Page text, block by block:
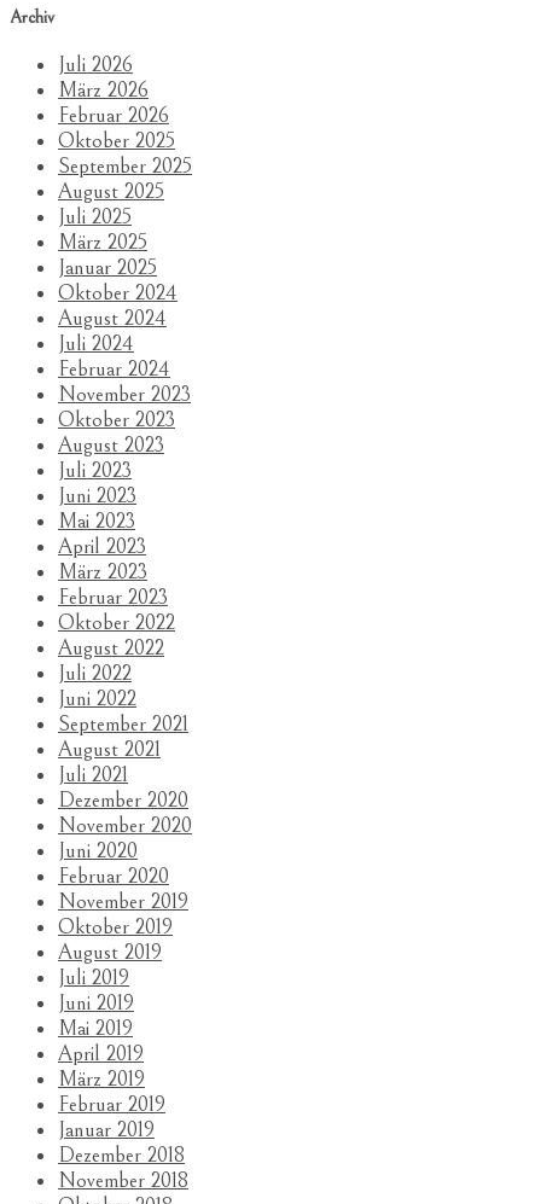
Archiv
Juli 2026
März 2026
Februar 2026
Oktober 2025
September 2025
August 2025
Juli 2025
März 2025
Januar 2025
Oktober 2024
August 2024
Juli 2024
Februar 2024
November 2023
Oktober 2023
August 2023
Juli 2023
Juni 2023
Mai 2023
April 2023
März 2023
Februar 2023
Oktober 2022
August 2022
Juli 2022
Juni 2022
September 2021
August 2021
Juli 2021
Dezember 2020
November 2020
Juni 2020
Februar 2020
November 2019
Oktober 2019
August 2019
Juli 2019
Juni 2019
Mai 2019
April 2019
März 2019
Februar 2019
Januar 2019
Dezember 2018
November 2018